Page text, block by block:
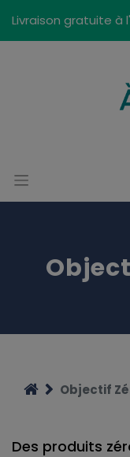
Livraison gratuite à
Objectif
Des produits